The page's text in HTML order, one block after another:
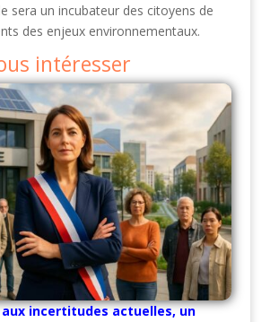
sera un incubateur des citoyens de
des enjeux environnementaux.
intéresser
aux incertitudes actuelles, un